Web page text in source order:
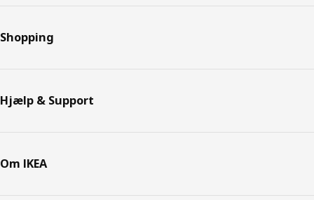
Shopping
Hjælp & Support
Om IKEA